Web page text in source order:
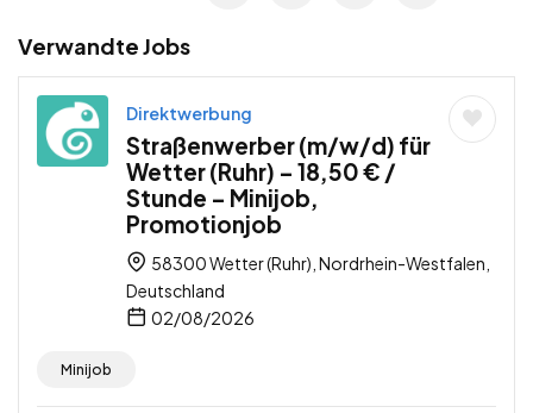
Verwandte Jobs
Direktwerbung
Straßenwerber (m/w/d) für
Wetter (Ruhr) – 18,50 € /
Stunde – Minijob,
Promotionjob
58300 Wetter (Ruhr), Nordrhein-Westfalen,
Deutschland
02/08/2026
Minijob